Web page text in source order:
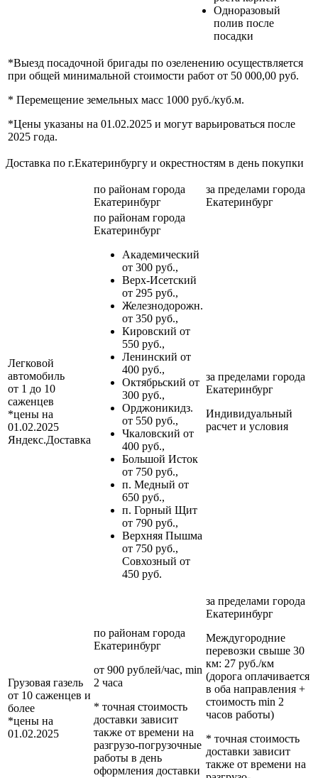
Одноразовый
полив после
посадки
*Выезд посадочной бригады по озеленению осуществляется
при общей минимальной стоимости работ от 50 000,00 руб.
* Перемещение земельных масс 1000 руб./куб.м.
*Цены указаны на 01.02.2025 и могут варьироваться после
2025 года.
Доставка по г.Екатеринбургу и окрестностям в день покупки
по районам города
Екатеринбург
за пределами города
Екатеринбург
Легковой
автомобиль
от 1 до 10
саженцев
*цены на
01.02.2025
Яндекс.Доставка
по районам города
Екатеринбург
Академический
от 300 руб.,
Верх-Исетский
от 295 руб.,
Железнодорожн.
от 350 руб.,
Кировский от
550 руб.,
Ленинский от
400 руб.,
Октябрьский от
300 руб.,
Орджоникидз.
от 550 руб.,
Чкаловский от
400 руб.,
Большой Исток
от 750 руб.,
п. Медный от
650 руб.,
п. Горный Щит
от 790 руб.,
Верхняя Пышма
от 750 руб.,
Совхозный от
450 руб.
за пределами города
Екатеринбург
Индивидуальный
расчет и условия
Грузовая газель
от 10 саженцев и
более
*цены на
01.02.2025
по районам города
Екатеринбург
от 900 рублей/час, min
2 часа
* точная стоимость
доставки зависит
также от времени на
разгрузо-погрузочные
работы в день
оформления доставки
за пределами города
Екатеринбург
Междугородние
перевозки свыше 30
км: 27 руб./км
(дорога оплачивается
в оба направления +
стоимость min 2
часов работы)
* точная стоимость
доставки зависит
также от времени на